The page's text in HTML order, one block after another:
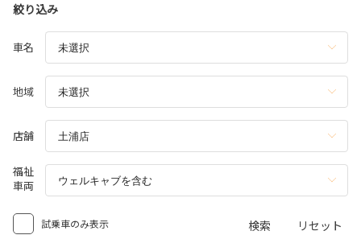
絞り込み
車名
地域
店舗
福祉
車両
試乗車のみ表示 検索 リセット